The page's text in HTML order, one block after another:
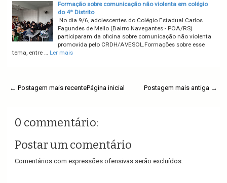
Formação sobre comunicação não violenta em colégio
do 4º Distrito
No dia 9/6, adolescentes do Colégio Estadual Carlos
Fagundes de Mello (Bairro Navegantes - POA/RS)
participaram da oficina sobre comunicação não violenta
promovida pelo CRDH/AVESOL.Formações sobre esse
tema, entre … Ler mais
← Postagem mais recente Postagem mais antiga →
Página inicial
0 commentário:
Postar um comentário
Comentários com expressões ofensivas serão excluídos.